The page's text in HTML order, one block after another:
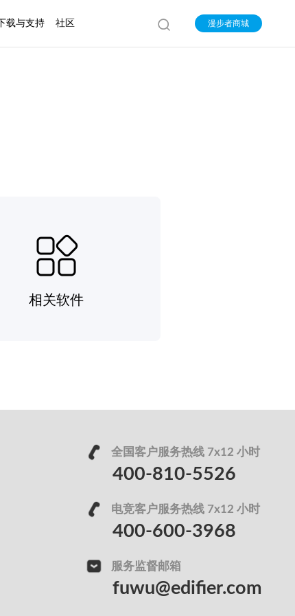
下载与支持 社区 漫步者商城
相关软件
全国客户服务热线 7x12 小时
400-810-5526
电竞客户服务热线 7x12 小时
400-600-3968
服务监督邮箱
fuwu@edifier.com